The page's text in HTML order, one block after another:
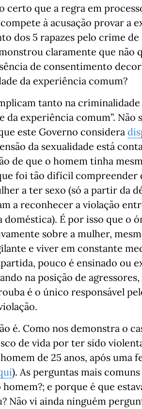
certo que a regra em
à acusação provar a
dos 5 rapazes pelo crime
claramente que não
de consentimento
da experiência comum?
tanto na criminalidade
da experiência comum”. Não
este Governo considera
da sexualidade está
de que o homem tinha
foi tão difícil compreender
a ter sexo (só a partir da
a reconhecer a violação
É por isso que o
sobre a mulher,
e viver em constante
pouco é ensinado ou
na posição de
é o único responsável
é. Como nos demonstra o
de vida por ter sido
de 25 anos, após uma
). As perguntas mais
e porque é que
Não vi ainda ninguém